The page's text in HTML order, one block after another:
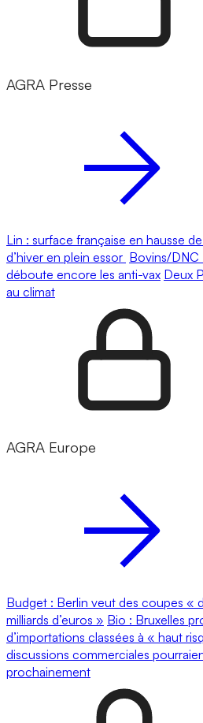
AGRA Presse
Lin : surface française en hausse
d’hiver en plein essor Bovins/DNC
déboute encore les anti-vax Deux
au climat
AGRA Europe
Budget : Berlin veut des coupes «
milliards d’euros » Bio : Bruxelles
d’importations classées à « haut
discussions commerciales
prochainement